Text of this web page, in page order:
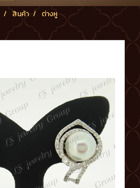
สินค้า
ต่างหู